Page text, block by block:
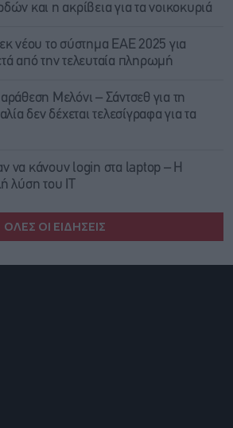
και η ακρίβεια για τα νοικοκυριά
νέου το σύστημα ΕΑΕ 2025 για
από την τελευταία πληρωμή
Μελόνι – Σάντσεθ για τη
δεν δέχεται τελεσίγραφα για τα
να κάνουν login στα laptop – Η
λύση του IT
ΟΛΕΣ ΟΙ ΕΙΔΗΣΕΙΣ